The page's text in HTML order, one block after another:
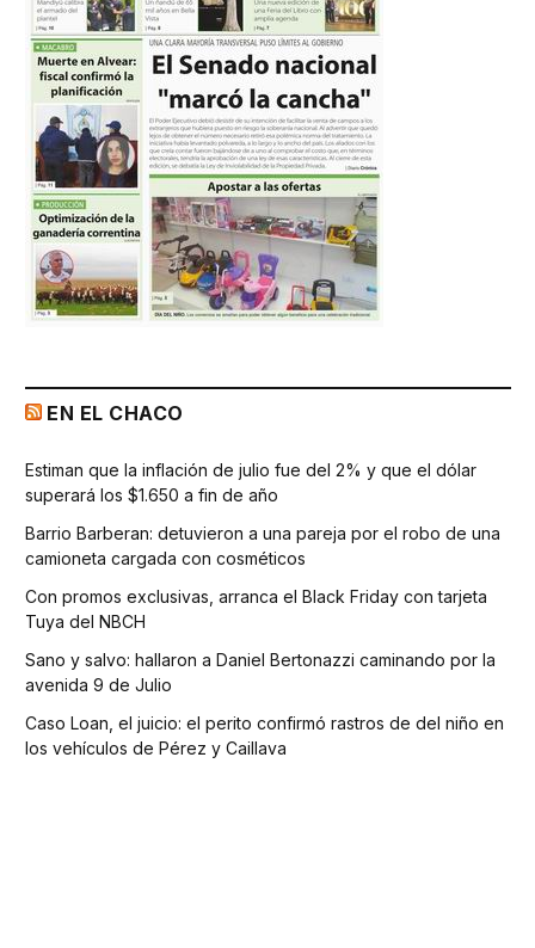
EN EL CHACO
Estiman que la inflación de julio fue del 2% y que el dólar
superará los $1.650 a fin de año
Barrio Barberan: detuvieron a una pareja por el robo de una
camioneta cargada con cosméticos
Con promos exclusivas, arranca el Black Friday con tarjeta
Tuya del NBCH
Sano y salvo: hallaron a Daniel Bertonazzi caminando por la
avenida 9 de Julio
Caso Loan, el juicio: el perito confirmó rastros de del niño en
los vehículos de Pérez y Caillava